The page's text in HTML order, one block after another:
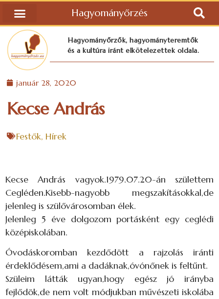
Hagyományőrzés
Hagyományőrzők, hagyományteremtők
és a kultúra iránt elkötelezettek oldala.
január 28, 2020
Kecse András
Festők,Hírek
Kecse András vagyok.1979.07.20-án születtem
Cegléden.Kisebb-nagyobb megszakításokkal,de
jelenleg is szülővárosomban élek.
Jelenleg 5 éve dolgozom portásként egy ceglédi
középiskolában.
Óvodáskoromban kezdődött a rajzolás iránti
érdeklődésem,ami a dadáknak,óvónőnek is feltűnt.
Szüleim látták ugyan,hogy egész jó irányba
fejlődök,de nem volt módjukban művészeti iskolába